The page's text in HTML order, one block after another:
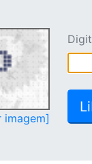
imagem]